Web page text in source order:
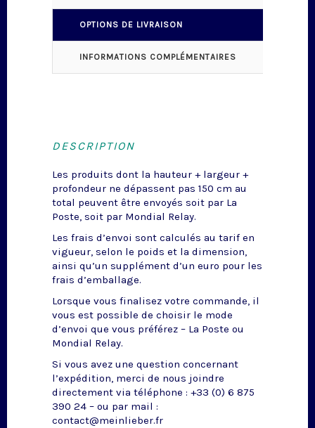
OPTIONS DE LIVRAISON
INFORMATIONS COMPLÉMENTAIRES
DESCRIPTION
Les produits dont la hauteur + largeur +
profondeur ne dépassent pas 150 cm au
total peuvent être envoyés soit par La
Poste, soit par Mondial Relay.
Les frais d’envoi sont calculés au tarif en
vigueur, selon le poids et la dimension,
ainsi qu’un supplément d’un euro pour les
frais d’emballage.
Lorsque vous finalisez votre commande, il
vous est possible de choisir le mode
d’envoi que vous préférez – La Poste ou
Mondial Relay.
Si vous avez une question concernant
l’expédition, merci de nous joindre
directement via téléphone : +33 (0) 6 875
390 24 – ou par mail :
contact@meinlieber.fr